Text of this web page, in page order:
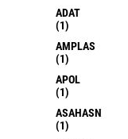
ADAT
(1)
AMPLAS
(1)
APOL
(1)
ASAHASN
(1)